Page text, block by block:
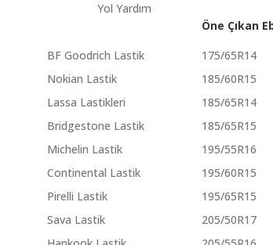
Yol Yardım
BF Goodrich Lastik
Nokian Lastik
Lassa Lastikleri
Bridgestone Lastik
Michelin Lastik
Continental Lastik
Pirelli Lastik
Sava Lastik
Öne Çıkan
175/65R14
185/60R15
185/65R14
185/65R15
195/55R16
195/60R15
195/65R15
205/50R17